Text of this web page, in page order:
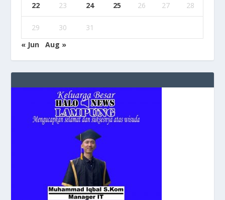
22 23 24 25 26 27 28
29 30
31
« Jun
Aug »